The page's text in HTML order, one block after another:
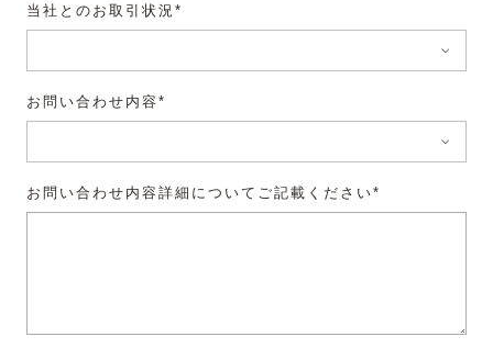
当社とのお取引状況*
お問い合わせ内容*
お問い合わせ内容詳細についてご記載ください*